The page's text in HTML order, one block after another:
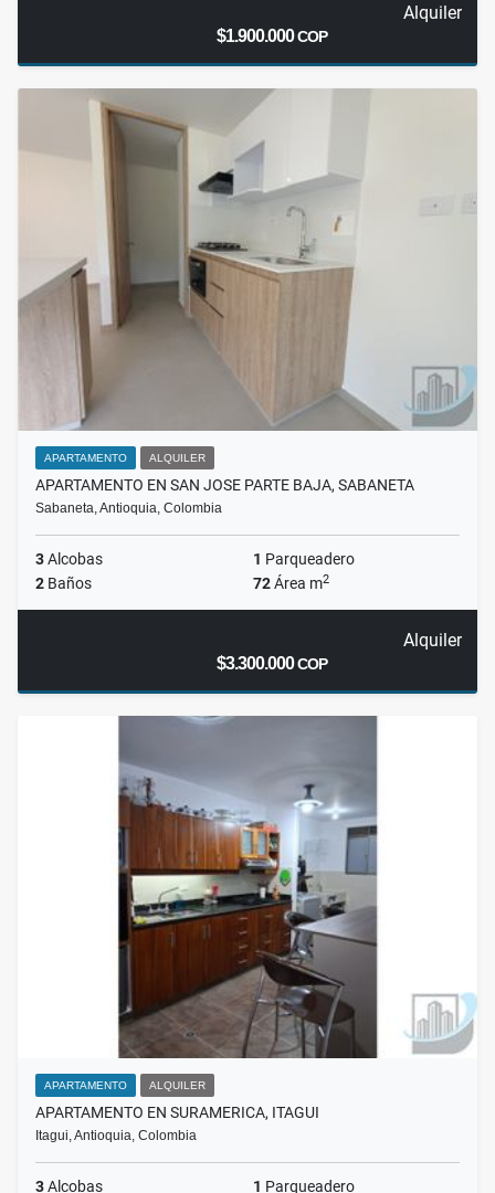
Alquiler
$1.900.000COP
APARTAMENTO ALQUILER
APARTAMENTO EN SAN JOSE PARTE BAJA, SABANETA
Sabaneta, Antioquia, Colombia
3Alcobas 1 Parqueadero
2 Baños 72Área m2
Alquiler
$3.300.000COP
APARTAMENTO ALQUILER
APARTAMENTO EN SURAMERICA, ITAGUI
Itagui, Antioquia, Colombia
3Alcobas 1 Parqueadero